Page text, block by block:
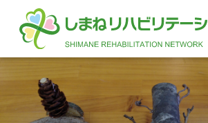
このページの本文へ